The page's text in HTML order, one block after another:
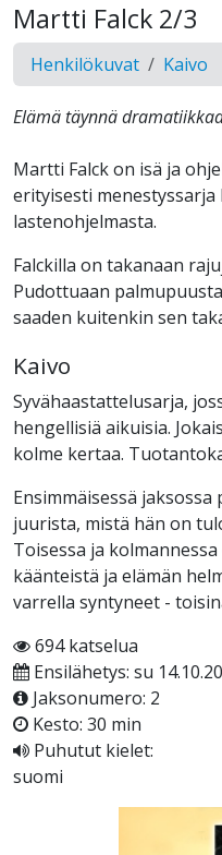
Martti Falck 2/3
Henkilökuvat Kaivo
Elämä täynnä
Martti Falck on isä ja
erityisesti menestyssarja
lastenohjelmasta.
Falckilla on takanaan
Pudottuaan
saaden kuitenkin sen
Kaivo
Syvähaastattelusarja,
hengellisiä aikuisia.
kolme kertaa.
Ensimmäisessä
juurista, mistä hän on
Toisessa ja
käänteistä ja elämän
varrella syntyneet -
694 katselua
Ensilähetys: su
Jaksonumero: 2
Kesto: 30 min
Puhutut kielet:
suomi